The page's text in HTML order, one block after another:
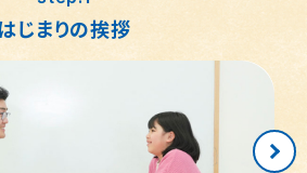
じまりの挨拶